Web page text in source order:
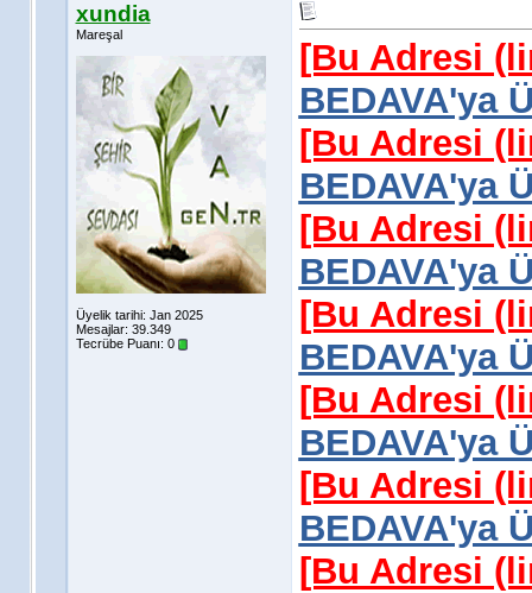
xundia
Mareşal
Üyelik tarihi: Jan 2025
Mesajlar: 39.349
Tecrübe Puanı: 0
[Bu Adresi
BEDAVA'ya
[Bu Adresi
BEDAVA'ya
[Bu Adresi
BEDAVA'ya
[Bu Adresi
BEDAVA'ya
[Bu Adresi
BEDAVA'ya
[Bu Adresi
BEDAVA'ya
[Bu Adresi